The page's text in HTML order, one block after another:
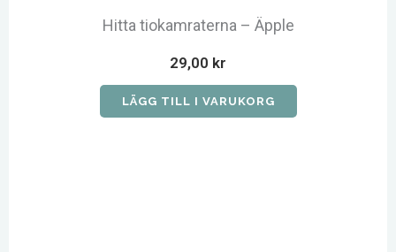
Hitta tiokamraterna – Äpple
29,00 kr
LÄGG TILL I VARUKORG